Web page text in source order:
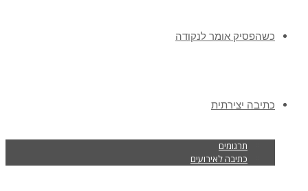
כשהפסיק אומר לנקודה
כתיבה יצירתית
תרגומים
כתיבה לאירועים